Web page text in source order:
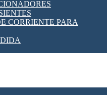
CORRIENTE PARA